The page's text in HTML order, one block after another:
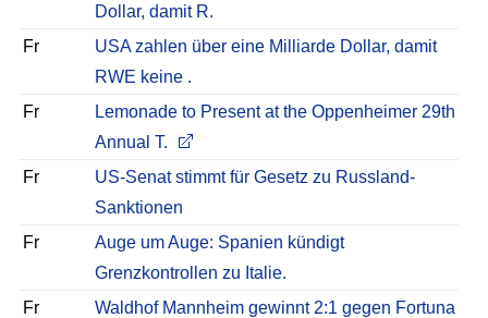
Dollar, damit R.
Fr
USA zahlen über eine Milliarde Dollar, damit
RWE keine .
Fr
Lemonade to Present at the Oppenheimer 29th
Annual T.
Fr
US-Senat stimmt für Gesetz zu Russland-
Sanktionen
Fr
Auge um Auge: Spanien kündigt
Grenzkontrollen zu Italie.
Fr
Waldhof Mannheim gewinnt 2:1 gegen Fortuna